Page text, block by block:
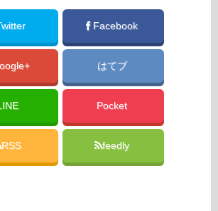
Facebook
はてブ
Pocket
RSS feedly